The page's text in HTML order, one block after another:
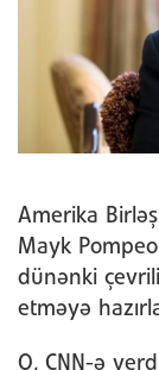
Amerika
Mayk
dünənki
etməyə
O, CNN-ə